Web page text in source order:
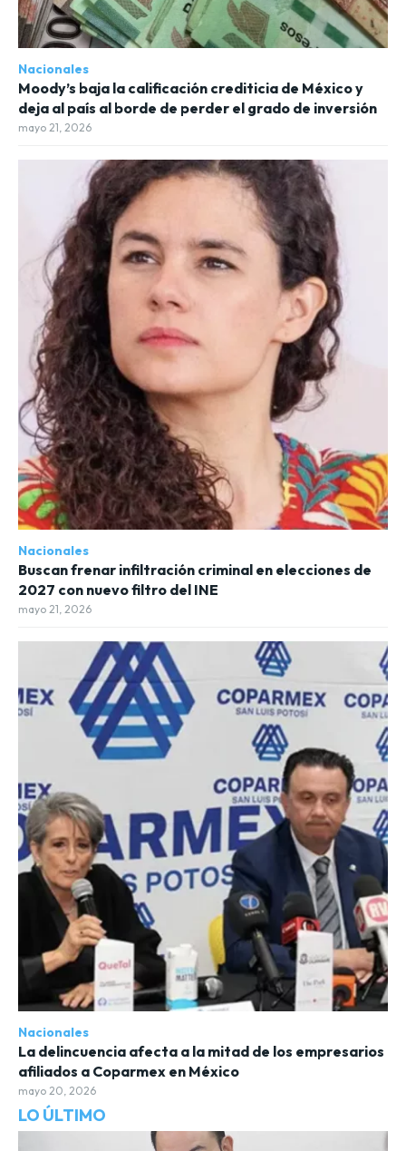
LO ÚLTIMO
Nacionales
Moody’s baja la calificación crediticia de México y
deja al país al borde de perder el grado de inversión
mayo 21, 2026
Nacionales
Buscan frenar infiltración criminal en elecciones de
2027 con nuevo filtro del INE
mayo 21, 2026
Nacionales
La delincuencia afecta a la mitad de los empresarios
afiliados a Coparmex en México
mayo 20, 2026